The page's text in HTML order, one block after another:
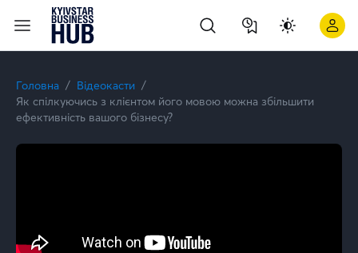
Головна
Відеокасти
Як спілкуючись з клієнтом його мовою можна збільшити
ефективність вашого бізнесу?